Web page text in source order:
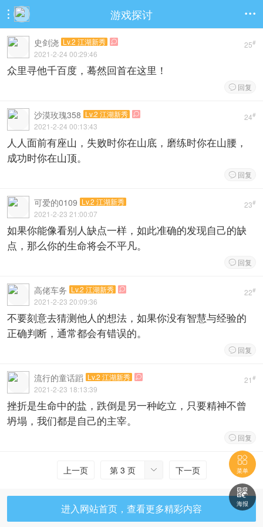
 游戏探讨 
25#
史剑浇 Lv.2 江湖新秀 
2021-2-24 00:29:46
众里寻他千百度，蓦然回首在这里！
 回复
24#
沙漠玫瑰358 Lv.2 江湖新秀 
2021-2-24 00:13:43
人人面前有座山，失败时你在山底，磨练时你在山腰，
成功时你在山顶。
 回复
23#
可爱的0109 Lv.2 江湖新秀
2021-2-23 21:00:07
如果你能像看别人缺点一样，如此准确的发现自己的缺
点，那么你的生命将会不平凡。
 回复
22#
高佬车务 Lv.2 江湖新秀 
2021-2-23 20:09:36
不要刻意去猜测他人的想法，如果你没有智慧与经验的
正确判断，通常都会有错误的。
 回复
21 #
流行的童话蹈 Lv.2 江湖新秀 
2021-2-23 18:13:39
挫折是生命中的盐，跌倒是另一种屹立，只要精神不曾
坍塌，我们都是自己的主宰。
 回复
上一页 
第 3 页 下一页
进入网站首页，查看更多精彩内容

菜单

海报